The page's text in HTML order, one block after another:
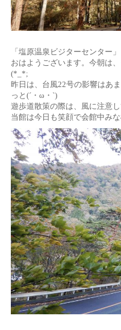
「塩原温泉ビジターセンター」
おはようございます。今朝は
(*_*;
昨日は、台風22号の影響はあ
っと(´・ω・`)
遊歩道散策の際は、風に注意
当館は今日も笑顔で会館中み